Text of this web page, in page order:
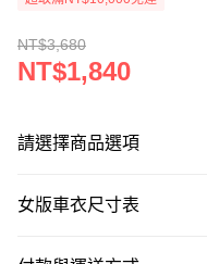
NT$3,680
NT$1,840
請選擇商品選項
女版車衣尺寸表